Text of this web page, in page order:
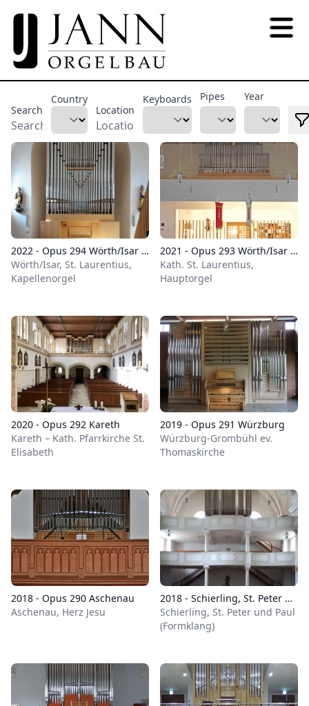
Search
Country
Location
Keyboards Pipes Year
2022 - Opus 294 Wörth/Isar Kapellenorgel
Wörth/Isar, St. Laurentius,
Kapellenorgel
2021 - Opus 293 Wörth/Isar Hauptorgel
Kath. St. Laurentius,
Hauptorgel
2020 - Opus 292 Kareth
Kareth – Kath. Pfarrkirche St.
Elisabeth
2019 - Opus 291 Würzburg
Würzburg-Grombühl ev.
Thomaskirche
2018 - Opus 290 Aschenau
Aschenau, Herz Jesu
2018 - Schierling, St. Peter und Paul (Formklang)
Schierling, St. Peter und Paul
(Formklang)